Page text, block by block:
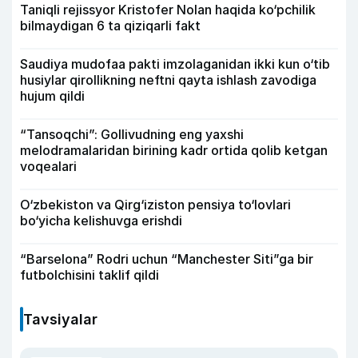
Taniqli rejissyor Kristofer Nolan haqida ko‘pchilik
bilmaydigan 6 ta qiziqarli fakt
Saudiya mudofaa pakti imzolaganidan ikki kun o‘tib
husiylar qirollikning neftni qayta ishlash zavodiga
hujum qildi
“Tansoqchi”: Gollivudning eng yaxshi
melodramalaridan birining kadr ortida qolib ketgan
voqealari
O‘zbekiston va Qirg‘iziston pensiya to‘lovlari
bo‘yicha kelishuvga erishdi
“Barselona” Rodri uchun “Manchester Siti”ga bir
futbolchisini taklif qildi
Tavsiyalar